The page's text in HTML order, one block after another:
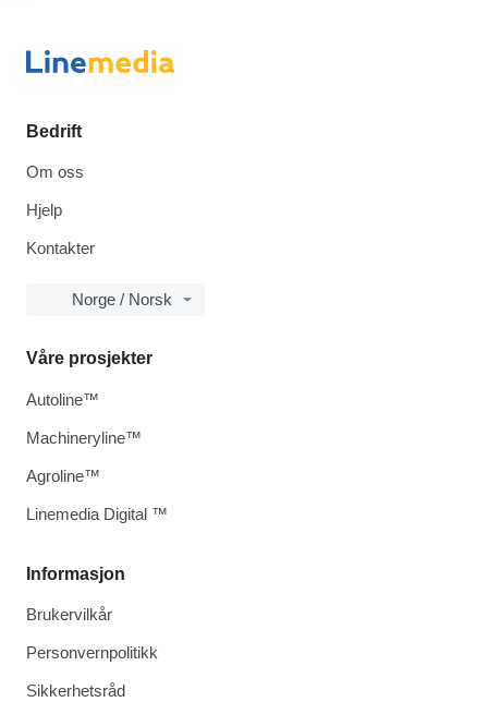
Bedrift
Om oss
Hjelp
Kontakter
Norge / Norsk
Informasjon
Brukervilkår
Personvernpolitikk
Sikkerhetsråd
Våre prosjekter
Autoline™
Machineryline™
Agroline™
Linemedia Digital ™